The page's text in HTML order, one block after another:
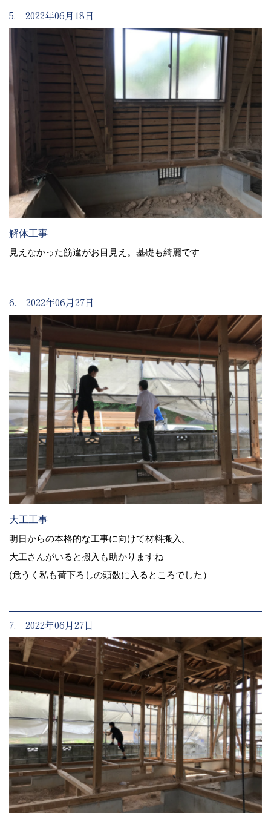
5. 2022年06月18日
解体工事
見えなかった筋違がお目見え。基礎も綺麗です
6. 2022年06月27日
大工工事
明日からの本格的な工事に向けて材料搬入。
大工さんがいると搬入も助かりますね
(危うく私も荷下ろしの頭数に入るところでした）
7. 2022年06月27日